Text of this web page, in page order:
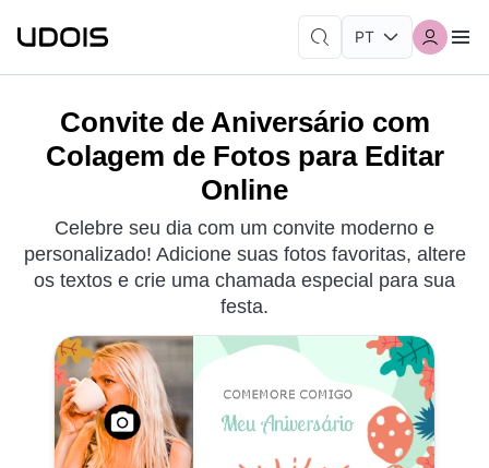
Convite de Aniversário com
Colagem de Fotos para Editar
Online
Celebre seu dia com um convite moderno e
personalizado! Adicione suas fotos favoritas, altere
os textos e crie uma chamada especial para sua
festa.